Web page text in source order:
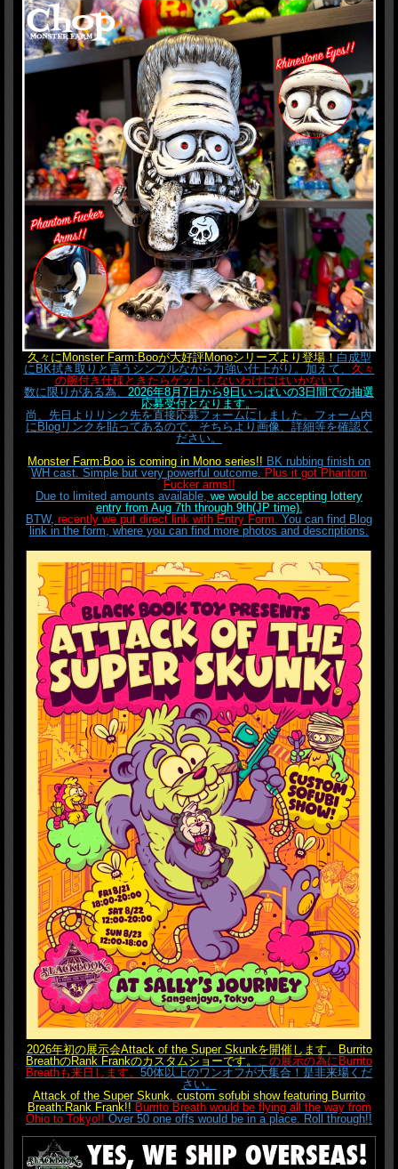
久々にMonster Farm:Booが大好評Monoシリーズより登場！ 白成型
にBK拭き取りと言うシンプルながら力強い仕上がり。加えて、 久々
の腕付き仕様ときたらゲットしないわけにはいかない！
数に限りがある為、 2026年8月7日から9日いっぱいの3日間での抽選
応募受付となります。
尚、先日よりリンク先を直接応募フォームにしました。フォーム内
にBlogリンクを貼ってあるので、そちらより画像、詳細等を確認く
ださい。
Monster Farm:Boo is coming in Mono series!! BK rubbing finish on
WH cast. Simple but very powerful outcome. Plus it got Phantom
Fucker arms!!
Due to limited amounts available, we would be accepting lottery
entry from Aug 7th through 9th(JP time).
BTW, recently we put direct link with Entry Form. You can find Blog
link in the form, where you can find more photos and descriptions.
2026年初の展示会Attack of the Super Skunkを開催します。Burrito
BreathのRank Frankのカスタムショーです。
この展示の為にBurrito
Breathも来日します。 50体以上のワンオフが大集合！是非来場くだ
さい。
Attack of the Super Skunk. custom sofubi show featuring Burrito
Breath:Rank Frank!! Burrito Breath would be flying all the way from
Ohio to Tokyo!! Over 50 one offs would be in a place. Roll through!!